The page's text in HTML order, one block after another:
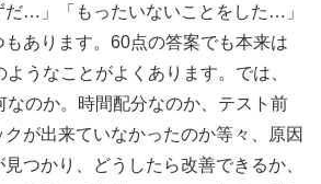
だ…」「もったいないことをした…」
もあります。60点の答案でも本来は
うなことがよくあります。では、
なのか。時間配分なのか、テスト前
が出来ていなかったのか等々、原因
つかり、どうしたら改善できるか、